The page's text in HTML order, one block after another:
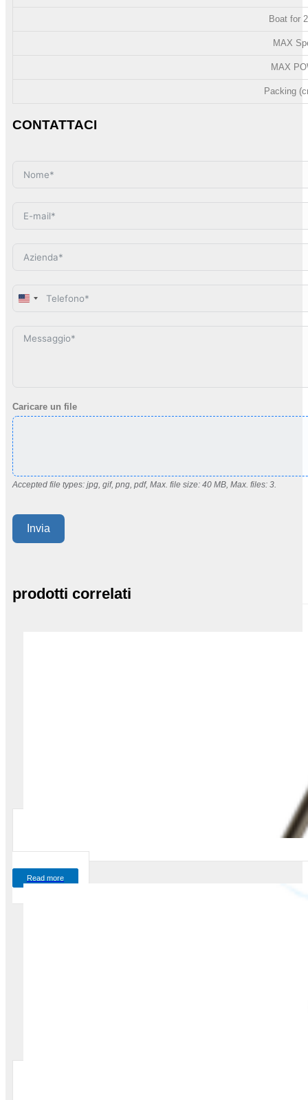
Boat for
MAX
MAX
Packing
CONTATTACI
United
Caricare un file
Accepted file types: jpg, gif, png, pdf, Max. file size: 40 MB, Max. files: 3.
Invia
prodotti correlati
Read more